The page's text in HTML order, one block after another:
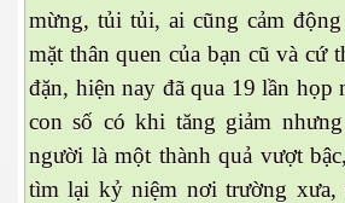
mừng, tủi tủi, ai cũng cảm
mặt thân quen của bạn cũ và cứ
đặn, hiện nay đã qua 19 lần
con số có khi tăng giảm
người là một thành quả vượt
tìm lại kỷ niệm nơi trường xưa,